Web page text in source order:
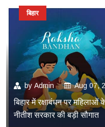
by Admin Aug 07,
बिहार में रक्षाबंधन पर
नीतीश सरकार की बड़ी सौगात
बिहार